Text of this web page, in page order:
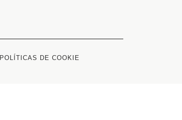
POLÍTICAS DE COOKIE